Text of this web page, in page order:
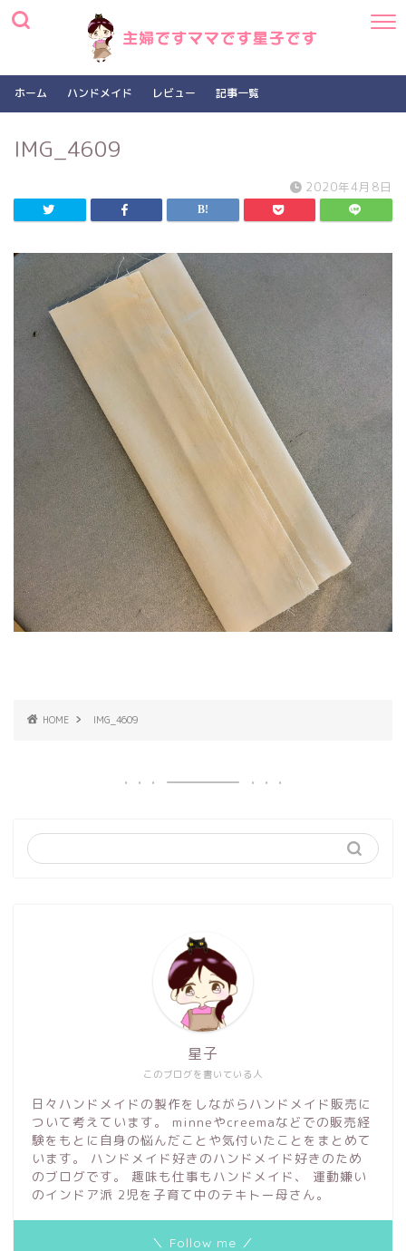
ホーム ハンドメイド レビュー 記事一覧
IMG_4609
2020年4月8日
HOME IMG_4609
このブログを書いている人
星子
日々ハンドメイドの製作をしながらハンドメイド販売に
ついて考えています。 minneやcreemaなどでの販売経
験をもとに自身の悩んだことや気付いたことをまとめて
います。 ハンドメイド好きのハンドメイド好きのため
のブログです。 趣味も仕事もハンドメイド、 運動嫌い
のインドア派 2児を子育て中のテキトー母さん。
＼ Follow me ／